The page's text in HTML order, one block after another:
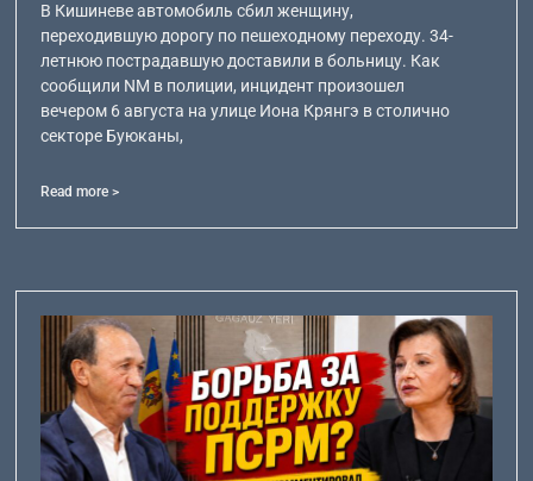
В Кишиневе автомобиль сбил женщину,
переходившую дорогу по пешеходному переходу. 34-
летнюю пострадавшую доставили в больницу. Как
сообщили NM в полиции, инцидент произошел
вечером 6 августа на улице Иона Крянгэ в столично
секторе Буюканы,
Read more >